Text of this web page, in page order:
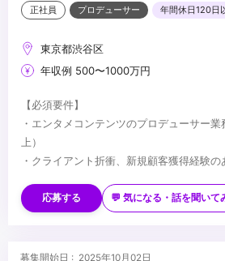
正社員 プロデューサー 年間休日120日
東京都渋谷区
年収例 500〜1000万円
【必須要件】
・エンタメコンテンツのプロデューサー
上）
・クライアント折衝、新規顧客獲得経験の
・デジタルをメインとするコンテンツに興
・VFX・CGについて知識のある方
・これまでの経験を生かしながら、新しい
応募する 💬 気になる・話を聞いて
募集開始日 : 2025年10月02日